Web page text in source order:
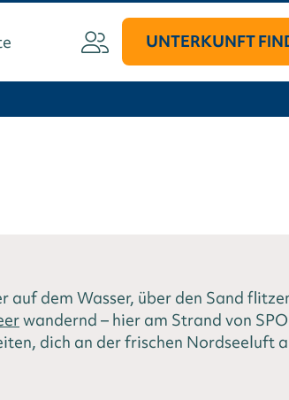
UNTERKUNFT
auf dem Wasser, über den Sand
wandernd – hier am Strand von
dich an der frischen Nordseeluft